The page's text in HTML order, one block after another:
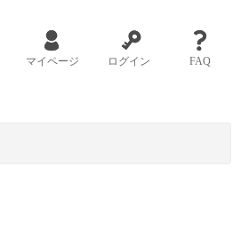
マイページ ログイン FAQ